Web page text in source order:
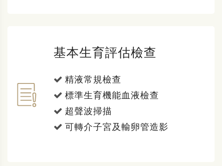
基本生育評估檢查
精液常規檢查
標準生育機能血液檢查
超聲波掃描
可轉介子宮及輸卵管造影